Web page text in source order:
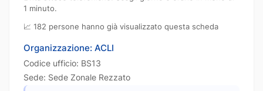
1 minuto.
📈 182 persone hanno già visualizzato questa scheda
Organizzazione: ACLI
Codice ufficio: BS13
Sede: Sede Zonale Rezzato